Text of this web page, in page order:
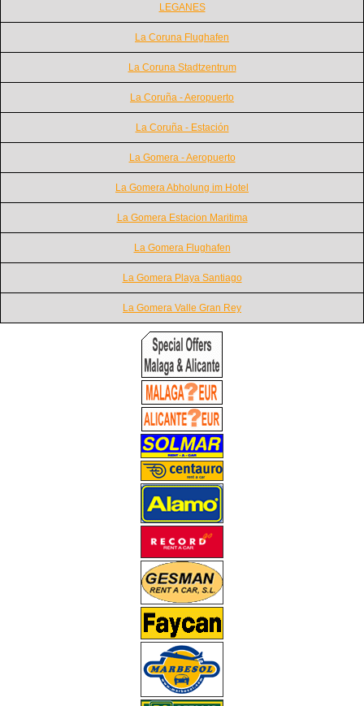
LEGANES
La Coruna Flughafen
La Coruna Stadtzentrum
La Coruña - Aeropuerto
La Coruña - Estación
La Gomera - Aeropuerto
La Gomera Abholung im Hotel
La Gomera Estacion Maritima
La Gomera Flughafen
La Gomera Playa Santiago
La Gomera Valle Gran Rey